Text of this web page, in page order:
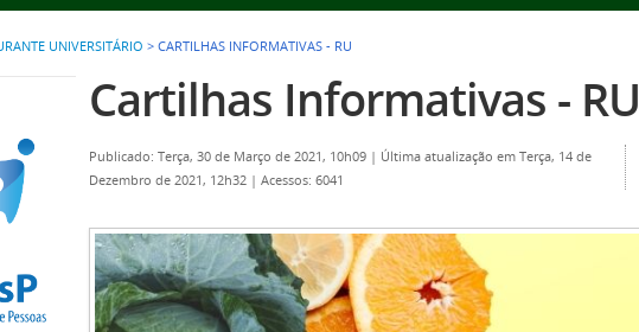
UNIVERSITÁRIO > CARTILHAS INFORMATIVAS - RU
Cartilhas Informativas - RU
Publicado: Terça, 30 de Março de 2021, 10h09 | Última atualização em Terça, 14 de
Dezembro de 2021, 12h32 | Acessos: 6041